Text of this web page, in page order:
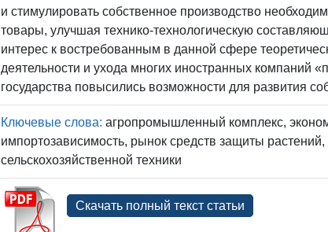
и стимулировать собственное производство
товары, улучшая технико-технологическую
интерес к востребованным в данной сфере
деятельности и ухода многих иностранных компаний
государства повысились возможности для развития
Ключевые слова: агропромышленный комплекс,
импортозависимость, рынок средств защиты
сельскохозяйственной техники
Скачать полный текст статьи